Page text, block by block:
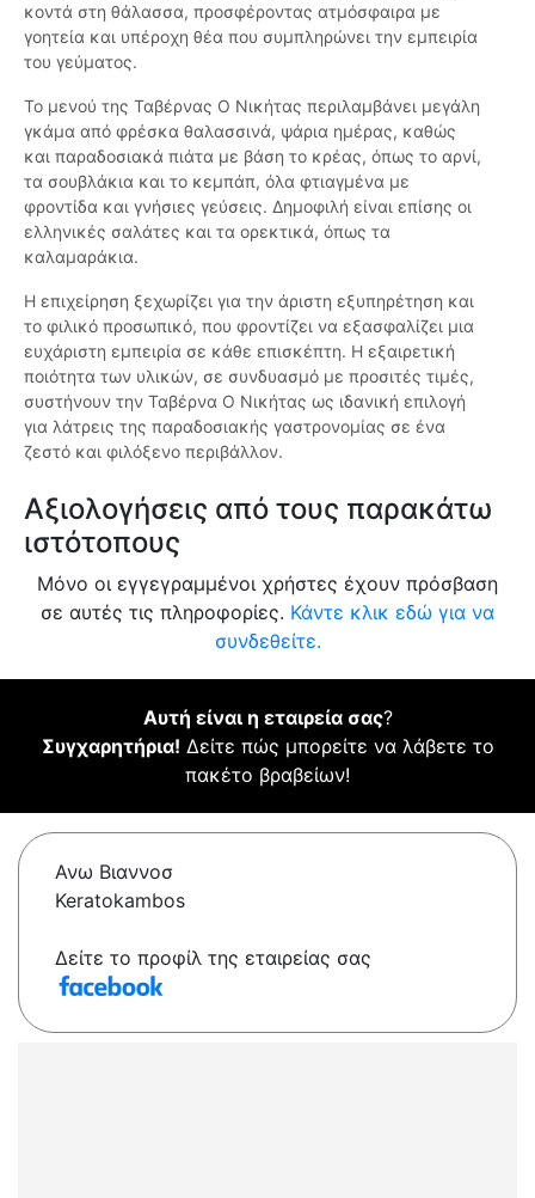
κοντά στη θάλασσα, προσφέροντας ατμόσφαιρα με
γοητεία και υπέροχη θέα που συμπληρώνει την εμπειρία
του γεύματος.
Το μενού της Ταβέρνας Ο Νικήτας περιλαμβάνει μεγάλη
γκάμα από φρέσκα θαλασσινά, ψάρια ημέρας, καθώς
και παραδοσιακά πιάτα με βάση το κρέας, όπως το αρνί,
τα σουβλάκια και το κεμπάπ, όλα φτιαγμένα με
φροντίδα και γνήσιες γεύσεις. Δημοφιλή είναι επίσης οι
ελληνικές σαλάτες και τα ορεκτικά, όπως τα
καλαμαράκια.
Η επιχείρηση ξεχωρίζει για την άριστη εξυπηρέτηση και
το φιλικό προσωπικό, που φροντίζει να εξασφαλίζει μια
ευχάριστη εμπειρία σε κάθε επισκέπτη. Η εξαιρετική
ποιότητα των υλικών, σε συνδυασμό με προσιτές τιμές,
συστήνουν την Ταβέρνα Ο Νικήτας ως ιδανική επιλογή
για λάτρεις της παραδοσιακής γαστρονομίας σε ένα
ζεστό και φιλόξενο περιβάλλον.
Αξιολογήσεις από τους παρακάτω
ιστότοπους
Μόνο οι εγγεγραμμένοι χρήστες έχουν πρόσβαση
σε αυτές τις πληροφορίες. Κάντε κλικ εδώ για να
συνδεθείτε.
Αυτή είναι η εταιρεία σας?
Συγχαρητήρια! Δείτε πώς μπορείτε να λάβετε το
πακέτο βραβείων!
Ανω Βιαννοσ
Keratokambos
Δείτε το προφίλ της εταιρείας σας